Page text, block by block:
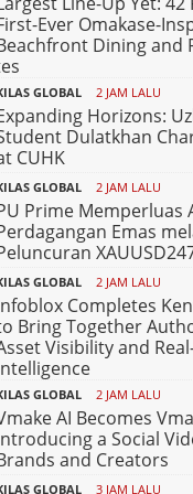
Ever Omakase-
Dining and
GLOBAL 2 JAM LALU
Horizons:
Dulatkhan
CUHK
GLOBAL 2 JAM LALU
Prime Memperluas
Emas
GLOBAL 2 JAM LALU
Completes
Bring Together
Visibility and
GLOBAL 2 JAM LALU
AI Becomes
a Social
and Creators
GLOBAL 3 JAM LALU